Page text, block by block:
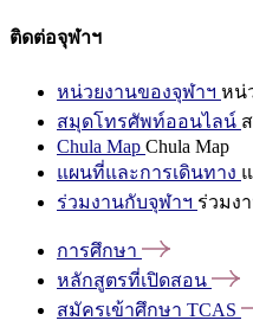
ติดต่อจุฬาฯ
หน่วยงานของจุฬาฯ หน่
สมุดโทรศัพท์ออนไลน์
Chula Map Chula Map
แผนที่และการเดินทาง
ร่วมงานกับจุฬาฯ ร่วมง
การศึกษา
หลักสูตรที่เปิดสอน
สมัครเข้าศึกษา TCAS